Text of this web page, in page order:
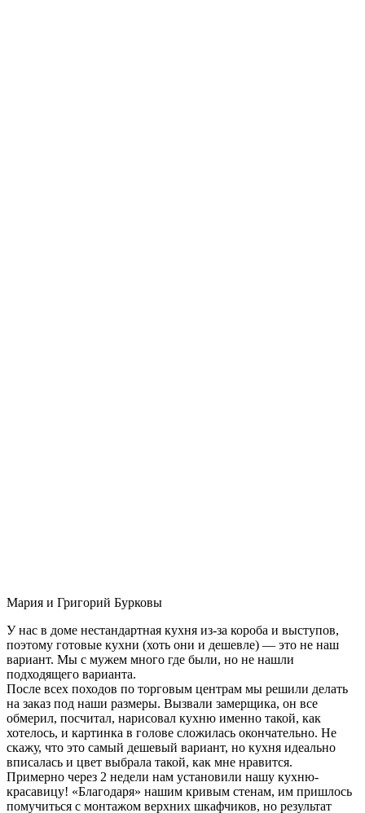
Мария и Григорий Бурковы
У нас в доме нестандартная кухня из-за короба и выступов,
поэтому готовые кухни (хоть они и дешевле) — это не наш
вариант. Мы с мужем много где были, но не нашли
подходящего варианта.
После всех походов по торговым центрам мы решили делать
на заказ под наши размеры. Вызвали замерщика, он все
обмерил, посчитал, нарисовал кухню именно такой, как
хотелось, и картинка в голове сложилась окончательно. Не
скажу, что это самый дешевый вариант, но кухня идеально
вписалась и цвет выбрала такой, как мне нравится.
Примерно через 2 недели нам установили нашу кухню-
красавицу! «Благодаря» нашим кривым стенам, им пришлось
помучиться с монтажом верхних шкафчиков, но результат